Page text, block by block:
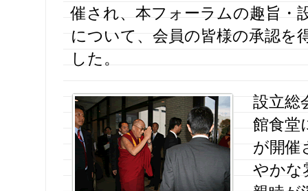
催され、本フォーラムの趣旨・
について、会員の皆様の承認を
した。
設立総
館食堂
が開催
やかな